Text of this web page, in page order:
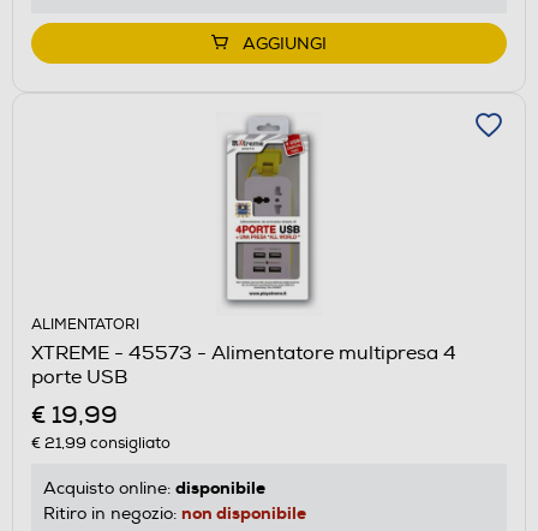
AGGIUNGI
ALIMENTATORI
XTREME - 45573 - Alimentatore multipresa 4
porte USB
€ 19,99
€ 21,99 consigliato
Acquisto online: disponibile
Ritiro in negozio: non disponibile